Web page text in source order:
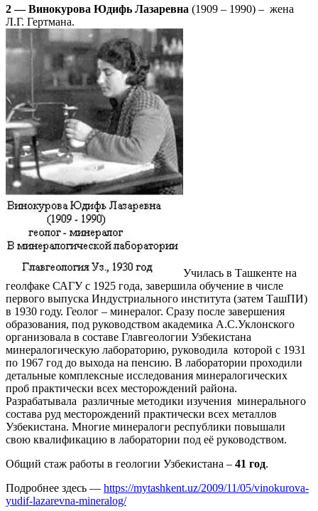
2 — Винокурова Юдифь Лазаревна (1909 – 1990) – жена
Л.Г. Гертмана.
Училась в Ташкенте на
геолфаке САГУ с 1925 года, завершила обучение в числе
первого выпуска Индустриального института (затем ТашПИ)
в 1930 году. Геолог – минералог. Сразу после завершения
образования, под руководством академика А.С.Уклонского
организовала в составе Главгеологии Узбекистана
минералогическую лабораторию, руководила которой с 1931
по 1967 год до выхода на пенсию. В лаборатории проходили
детальные комплексные исследования минералогических
проб практически всех месторождений района.
Разрабатывала различные методики изучения минерального
состава руд месторождений практически всех металлов
Узбекистана. Многие минералоги республики повышали
свою квалификацию в лаборатории под её руководством.
Общий стаж работы в геологии Узбекистана – 41 год.
Подробнее здесь — https://mytashkent.uz/2009/11/05/vinokurova-
yudif-lazarevna-mineralog/